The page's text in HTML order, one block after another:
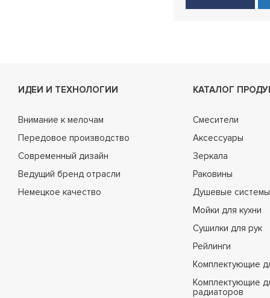
ИДЕИ И ТЕХНОЛОГИИ
Внимание к мелочам
Передовое производство
Современный дизайн
Ведущий бренд отрасли
Немецкое качество
КАТАЛОГ
Смесители
Аксессуары
Зеркала
Раковины
Душевые системы
Мойки для кухни
Сушилки для рук
Рейлинги
Комплектующие
Комплектующие
радиаторов